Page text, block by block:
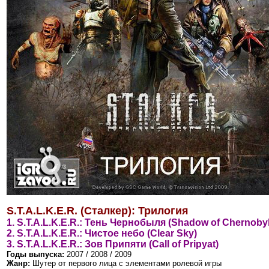
S.T.A.L.K.E.R. (Сталкер): Трилогия
1. S.T.A.L.K.E.R.: Тень Чернобыля (Shadow of
2. S.T.A.L.K.E.R.: Чистое небо (Clear Sky)
3. S.T.A.L.K.E.R.: Зов Припяти (Call of Pripyat)
Годы выпуска: 2007 / 2008 / 2009
Жанр:
Шутер от первого лица с элементами ролевой игры